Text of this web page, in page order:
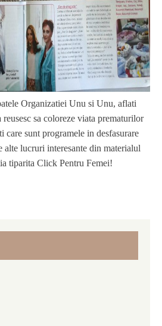
Organizatiei Unu si Unu, aflati
sa coloreze viata prematurilor
care sunt programele in desfasurare
alte lucruri interesante din materialul
tiparita Click Pentru Femei!